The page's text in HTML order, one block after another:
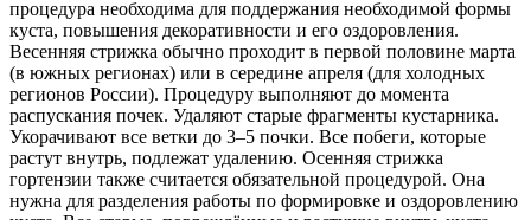
процедура необходима для поддержания необходимой формы
куста, повышения декоративности и его оздоровления.
Весенняя стрижка обычно проходит в первой половине марта
(в южных регионах) или в середине апреля (для холодных
регионов России). Процедуру выполняют до момента
распускания почек. Удаляют старые фрагменты кустарника.
Укорачивают все ветки до 3–5 почки. Все побеги, которые
растут внутрь, подлежат удалению. Осенняя стрижка
гортензии также считается обязательной процедурой. Она
нужна для разделения работы по формировке и оздоровлению